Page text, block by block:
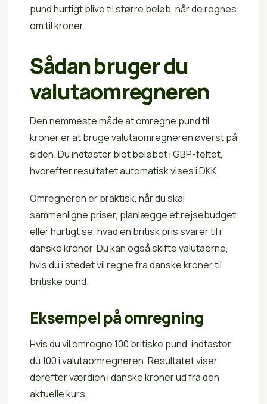
pund hurtigt blive til større beløb, når de regnes
om til kroner.
Sådan bruger du
valutaomregneren
Den nemmeste måde at omregne pund til
kroner er at bruge valutaomregneren øverst på
siden. Du indtaster blot beløbet i GBP-feltet,
hvorefter resultatet automatisk vises i DKK.
Omregneren er praktisk, når du skal
sammenligne priser, planlægge et rejsebudget
eller hurtigt se, hvad en britisk pris svarer til i
danske kroner. Du kan også skifte valutaerne,
hvis du i stedet vil regne fra danske kroner til
britiske pund.
Eksempel på omregning
Hvis du vil omregne 100 britiske pund, indtaster
du 100 i valutaomregneren. Resultatet viser
derefter værdien i danske kroner ud fra den
aktuelle kurs.